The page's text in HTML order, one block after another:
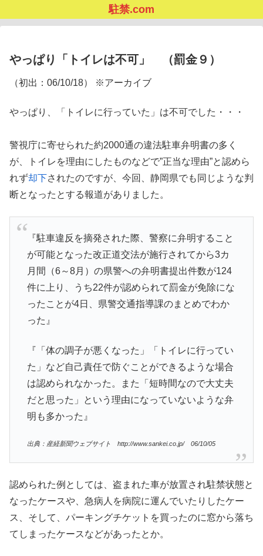
駐禁.com
やっぱり「トイレは不可」 （罰金９）
（初出：06/10/18） ※アーカイブ
やっぱり、「トイレに行っていた」は不可でした・・・
警視庁に寄せられた約2000通の違法駐車弁明書の多く
が、トイレを理由にしたものなどで”正当な理由”と認めら
れず却下されたのですが、今回、静岡県でも同じような判
断となったとする報道がありました。
『駐車違反を摘発された際、警察に弁明すること
が可能となった改正道交法が施行されてから3カ
月間（6～8月）の県警への弁明書提出件数が124
件に上り、うち22件が認められて罰金が免除にな
ったことが4日、県警交通指導課のまとめでわか
った』
『「体の調子が悪くなった」「トイレに行ってい
た」など自己責任で防ぐことができるような場合
は認められなかった。また「短時間なので大丈夫
だと思った」という理由になっていないような弁
明も多かった』
出典：産経新聞ウェブサイト http://www.sankei.co.jp/ 06/10/05
認められた例としては、盗まれた車が放置され駐禁状態と
なったケースや、急病人を病院に運んでいたりしたケー
ス、そして、パーキングチケットを買ったのに窓から落ち
てしまったケースなどがあったとか。